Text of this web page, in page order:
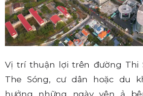
Vị trí thuận lợi trên đường Thi
The Sóng, cư dân hoặc du